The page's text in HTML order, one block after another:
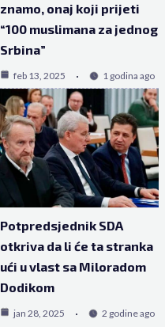
znamo, onaj koji prijeti
“100 muslimana za jednog
Srbina”
feb 13, 2025 1 godina ago
Potpredsjednik SDA
otkriva da li će ta stranka
ući u vlast sa Miloradom
Dodikom
jan 28, 2025 2 godine ago